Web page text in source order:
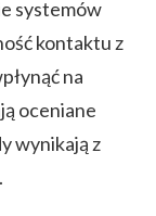
systemów
kontaktu z
na
oceniane
wynikają z